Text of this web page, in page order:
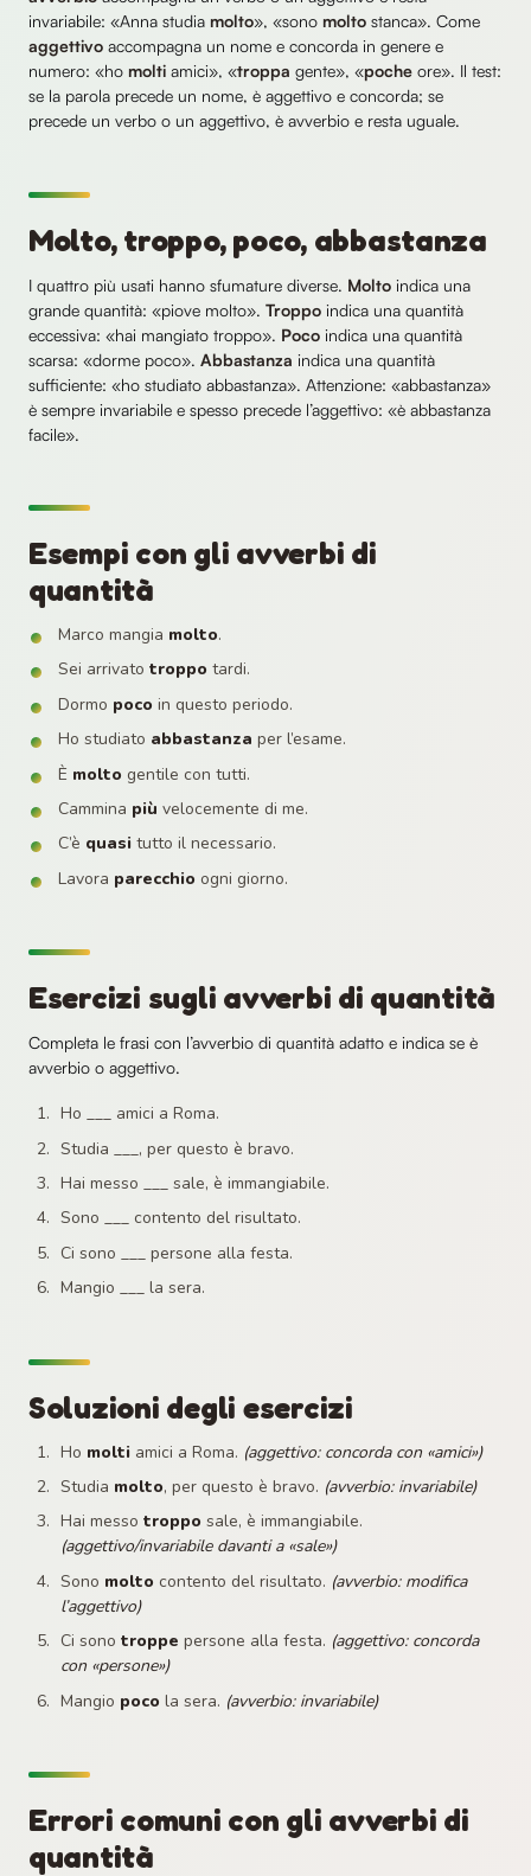
invariabile: «Anna studia molto», «sono molto stanca». Come
aggettivo accompagna un nome e concorda in genere e
numero: «ho molti amici», «troppa gente», «poche ore». Il test:
se la parola precede un nome, è aggettivo e concorda; se
precede un verbo o un aggettivo, è avverbio e resta uguale.
Molto, troppo, poco, abbastanza
I quattro più usati hanno sfumature diverse. Molto indica una
grande quantità: «piove molto». Troppo indica una quantità
eccessiva: «hai mangiato troppo». Poco indica una quantità
scarsa: «dorme poco». Abbastanza indica una quantità
sufficiente: «ho studiato abbastanza». Attenzione: «abbastanza»
è sempre invariabile e spesso precede l’aggettivo: «è abbastanza
facile».
Esempi con gli avverbi di
quantità
Marco mangia molto.
Sei arrivatotroppo tardi.
Dormo poco in questo periodo.
Ho studiato abbastanza per l’esame.
È molto gentile con tutti.
Cammina più velocemente di me.
C’è quasi tutto il necessario.
Lavora parecchio ogni giorno.
Esercizi sugli avverbi di quantità
Completa le frasi con l’avverbio di quantità adatto e indica se è
avverbio o aggettivo.
Ho ___ amici a Roma.
Studia ___, per questo è bravo.
Hai messo ___ sale, è immangiabile.
Sono ___ contento del risultato.
Ci sono ___ persone alla festa.
Mangio ___ la sera.
Soluzioni degli esercizi
Ho moltiamici a Roma. (aggettivo: concorda con «amici»)
Studia molto, per questo è bravo. (avverbio: invariabile)
Hai messo troppo sale, è immangiabile.
(aggettivo/invariabile davanti a «sale»)
Sono molto contento del risultato. (avverbio: modifica
l’aggettivo)
Ci sono troppe persone alla festa. (aggettivo: concorda
con «persone»)
Mangio poco la sera. (avverbio: invariabile)
Errori comuni con gli avverbi di
quantità